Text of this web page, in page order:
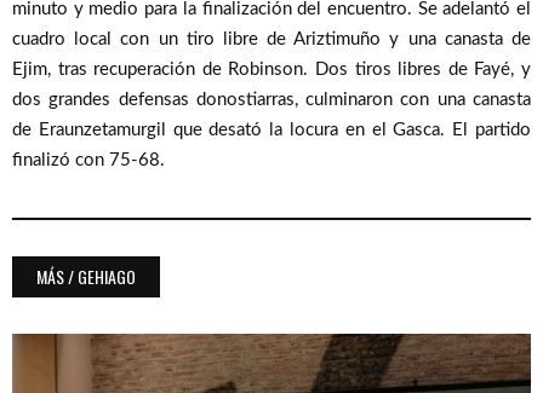
minuto y medio para la finalización del encuentro. Se adelantó el
cuadro local con un tiro libre de Ariztimuño y una canasta de
Ejim, tras recuperación de Robinson. Dos tiros libres de Fayé, y
dos grandes defensas donostiarras, culminaron con una canasta
de Eraunzetamurgil que desató la locura en el Gasca. El partido
finalizó con 75-68.
MÁS / GEHIAGO